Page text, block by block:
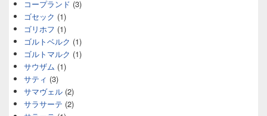
コープランド (3)
ゴセック (1)
ゴリホフ (1)
ゴルトベルク (1)
ゴルトマルク (1)
サウザム (1)
サティ (3)
サマヴェル (2)
サラサーテ (2)